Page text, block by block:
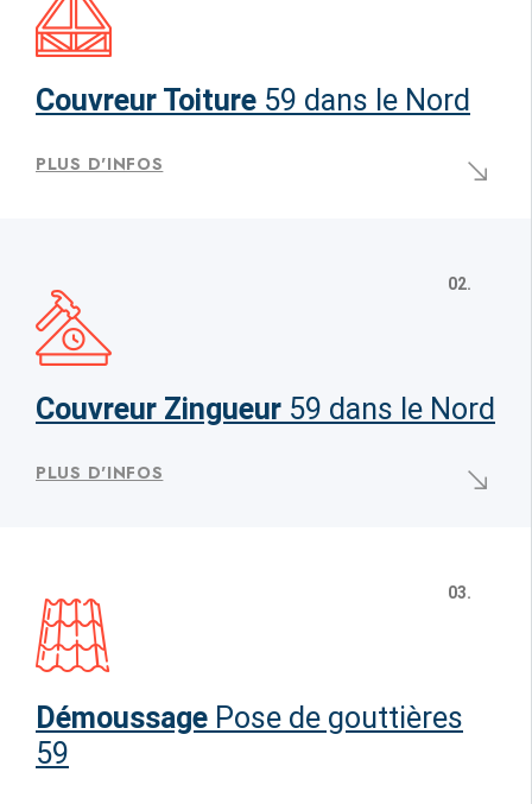
Couvreur Toiture 59 dans le Nord
PLUS D'INFOS
02.
Couvreur Zingueur 59 dans le Nord
PLUS D'INFOS
03.
Démoussage Pose de gouttières
59